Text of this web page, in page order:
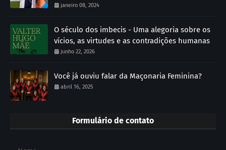
janeiro 08, 2024
O século dos imbecis - Uma alegoria sobre os
vícios, as virtudes e as contradições humanas
junho 22, 2026
Você já ouviu falar da Maçonaria Feminina?
abril 16, 2025
Formulário de contato